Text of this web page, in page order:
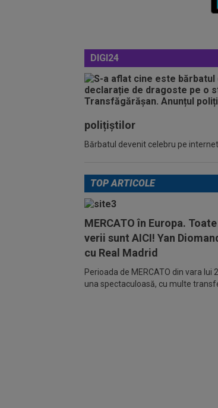
DIGI24
polițiștilor
Bărbatul devenit celebru pe
TOP ARTICOLE
MERCATO în Europa.
verii sunt AICI! Yan
cu Real Madrid
Perioada de MERCATO din vara lui
una spectaculoasă, cu multe